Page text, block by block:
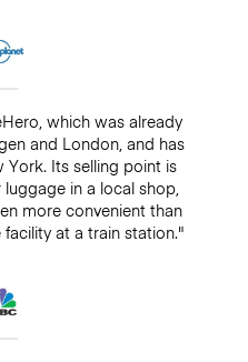
which was already
and London, and has
Its selling point is
in a local shop,
more convenient than
at a train station."